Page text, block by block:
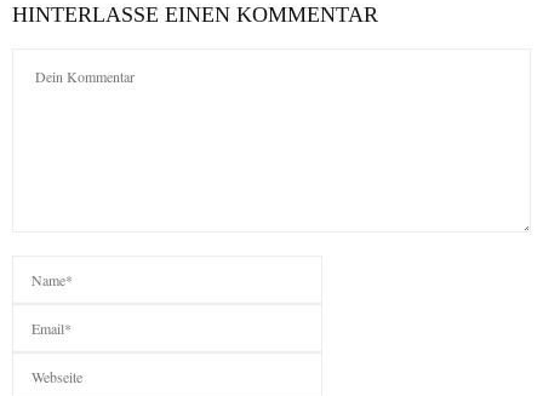
HINTERLASSE EINEN KOMMENTAR